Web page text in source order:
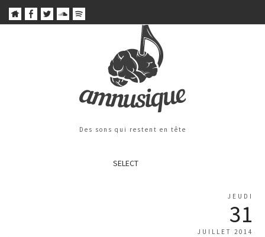
Des sons qui restent en tête
SELECT
JEUDI
31
JUILLET 2014